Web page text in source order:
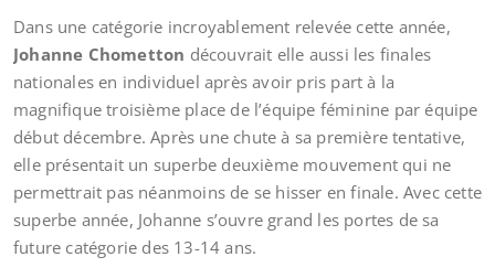
Dans une catégorie incroyablement relevée cette année,
Johanne Chometton découvrait elle aussi les finales
nationales en individuel après avoir pris part à la
magnifique troisième place de l’équipe féminine par équipe
début décembre. Après une chute à sa première tentative,
elle présentait un superbe deuxième mouvement qui ne
permettrait pas néanmoins de se hisser en finale. Avec cette
superbe année, Johanne s’ouvre grand les portes de sa
future catégorie des 13-14 ans.